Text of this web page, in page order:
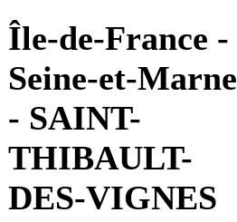
Île-de-France -
Seine-et-Marne
- SAINT-
THIBAULT-
DES-VIGNES